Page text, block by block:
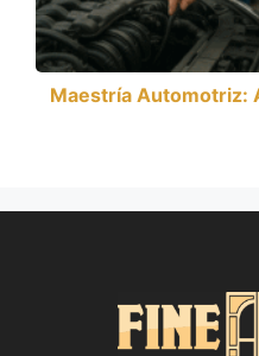
Maestría Automotriz: